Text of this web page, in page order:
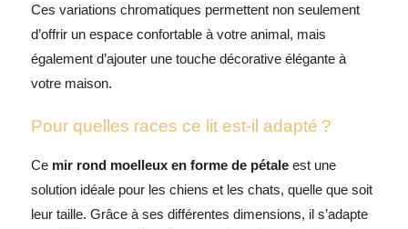
Ces variations chromatiques permettent non seulement
d’offrir un espace confortable à votre animal, mais
également d’ajouter une touche décorative élégante à
votre maison.
Pour quelles races ce lit est-il adapté ?
Ce mir rond moelleux en forme de pétaleest une
solution idéale pour les chiens et les chats, quelle que soit
leur taille. Grâce à ses différentes dimensions, il s’adapte